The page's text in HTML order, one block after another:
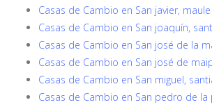
Casas de Cambio en San javier, maule
Casas de Cambio en San joaquín,
Casas de Cambio en San josé de la
Casas de Cambio en San josé de
Casas de Cambio en San miguel,
Casas de Cambio en San pedro de